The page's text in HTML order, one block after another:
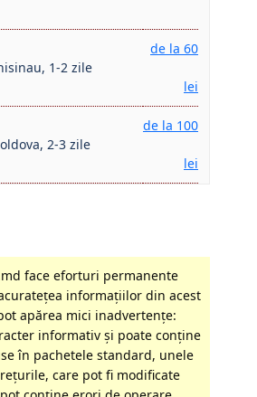
1-2 zile
de la 60
lei
2-3 zile
de la 100
lei
face eforturi permanente
informaţiilor din acest
apărea mici inadvertenţe:
informativ şi poate conţine
în pachetele standard, unele
care pot fi modificate